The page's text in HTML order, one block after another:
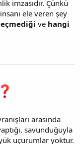
imzasıdır. Çünkü
ele veren şey
ve hangi
arasında
savunduğuyla
uçurumlar yoktur.